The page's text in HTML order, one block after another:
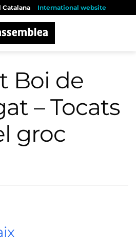
Catalana International website
Boi de
– Tocats
groc